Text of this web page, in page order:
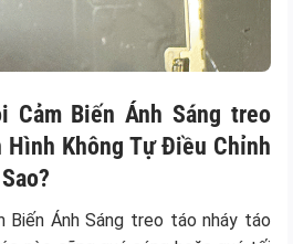
Cảm Biến Ánh Sáng treo
Hình Không Tự Điều Chỉnh
Biến Ánh Sáng treo táo nháy táo